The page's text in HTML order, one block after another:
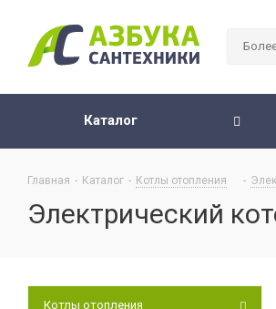
Каталог
Главная - Каталог - Котлы отопления -
Электрический
Котлы отопления